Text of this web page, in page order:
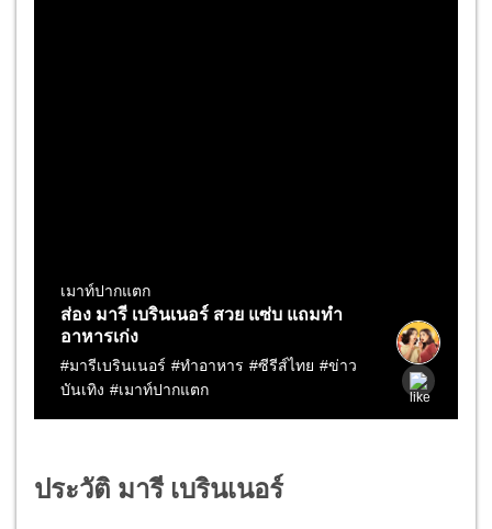
ประวัติ มารี เบรินเนอร์